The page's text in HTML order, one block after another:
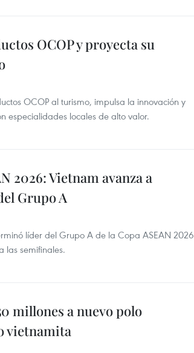
OCOP y proyecta su
OCOP al turismo, impulsa la innovación y
especialidades locales de alto valor.
2026: Vietnam avanza a
Grupo A
líder del Grupo A de la Copa ASEAN 2026
las semifinales.
millones a nuevo polo
vietnamita